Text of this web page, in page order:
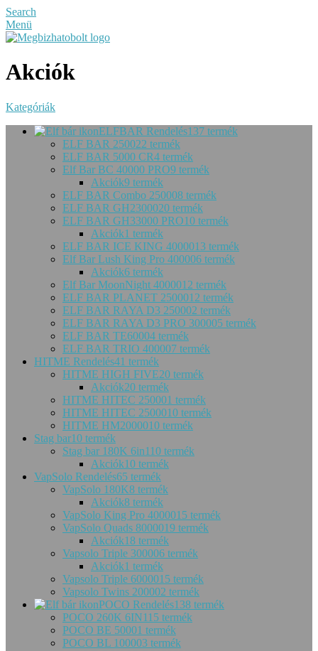
Search
Menü
Akciók
Kategóriák
ELFBAR Rendelés137 termék
ELF BAR 250022 termék
ELF BAR 5000 CR4 termék
Elf Bar BC 40000 PRO9 termék
Akciók9 termék
ELF BAR Combo 250008 termék
ELF BAR GH2300020 termék
ELF BAR GH33000 PRO10 termék
Akciók1 termék
ELF BAR ICE KING 4000013 termék
Elf Bar Lush King Pro 400006 termék
Akciók6 termék
Elf Bar MoonNight 4000012 termék
ELF BAR PLANET 2500012 termék
ELF BAR RAYA D3 250002 termék
ELF BAR RAYA D3 PRO 300005 termék
ELF BAR TE60004 termék
ELF BAR TRIO 400007 termék
HITME Rendelés41 termék
HITME HIGH FIVE20 termék
Akciók20 termék
HITME HITEC 250001 termék
HITME HITEC 2500010 termék
HITME HM2000010 termék
Stag bar10 termék
Stag bar 180K 6in110 termék
Akciók10 termék
VapSolo Rendelés65 termék
VapSolo 180K8 termék
Akciók8 termék
VapSolo King Pro 4000015 termék
VapSolo Quads 8000019 termék
Akciók18 termék
Vapsolo Triple 300006 termék
Akciók1 termék
Vapsolo Triple 6000015 termék
Vapsolo Twins 200002 termék
POCO Rendelés138 termék
POCO 260K 6IN115 termék
POCO BE 50001 termék
POCO BL 100003 termék